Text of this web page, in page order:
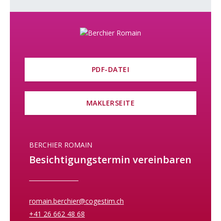
entspannte und gesellige Momente unter den Bewohnern zu
einer Umgebung zu leben, die Ruhe, Modernität und die Nähe
zu allen Annehmlichkeiten vereint.
Kontaktieren Sie uns noch heute für weitere Informationen
und entdecken Sie, wie Sie Ihre zukünftige Wohnung ganz nach
PDF-DATEI
MAKLERSEITE
BERCHIER ROMAIN
Besichtigungstermin vereinbaren
romain.berchier@cogestim.ch
+41 26 662 48 68